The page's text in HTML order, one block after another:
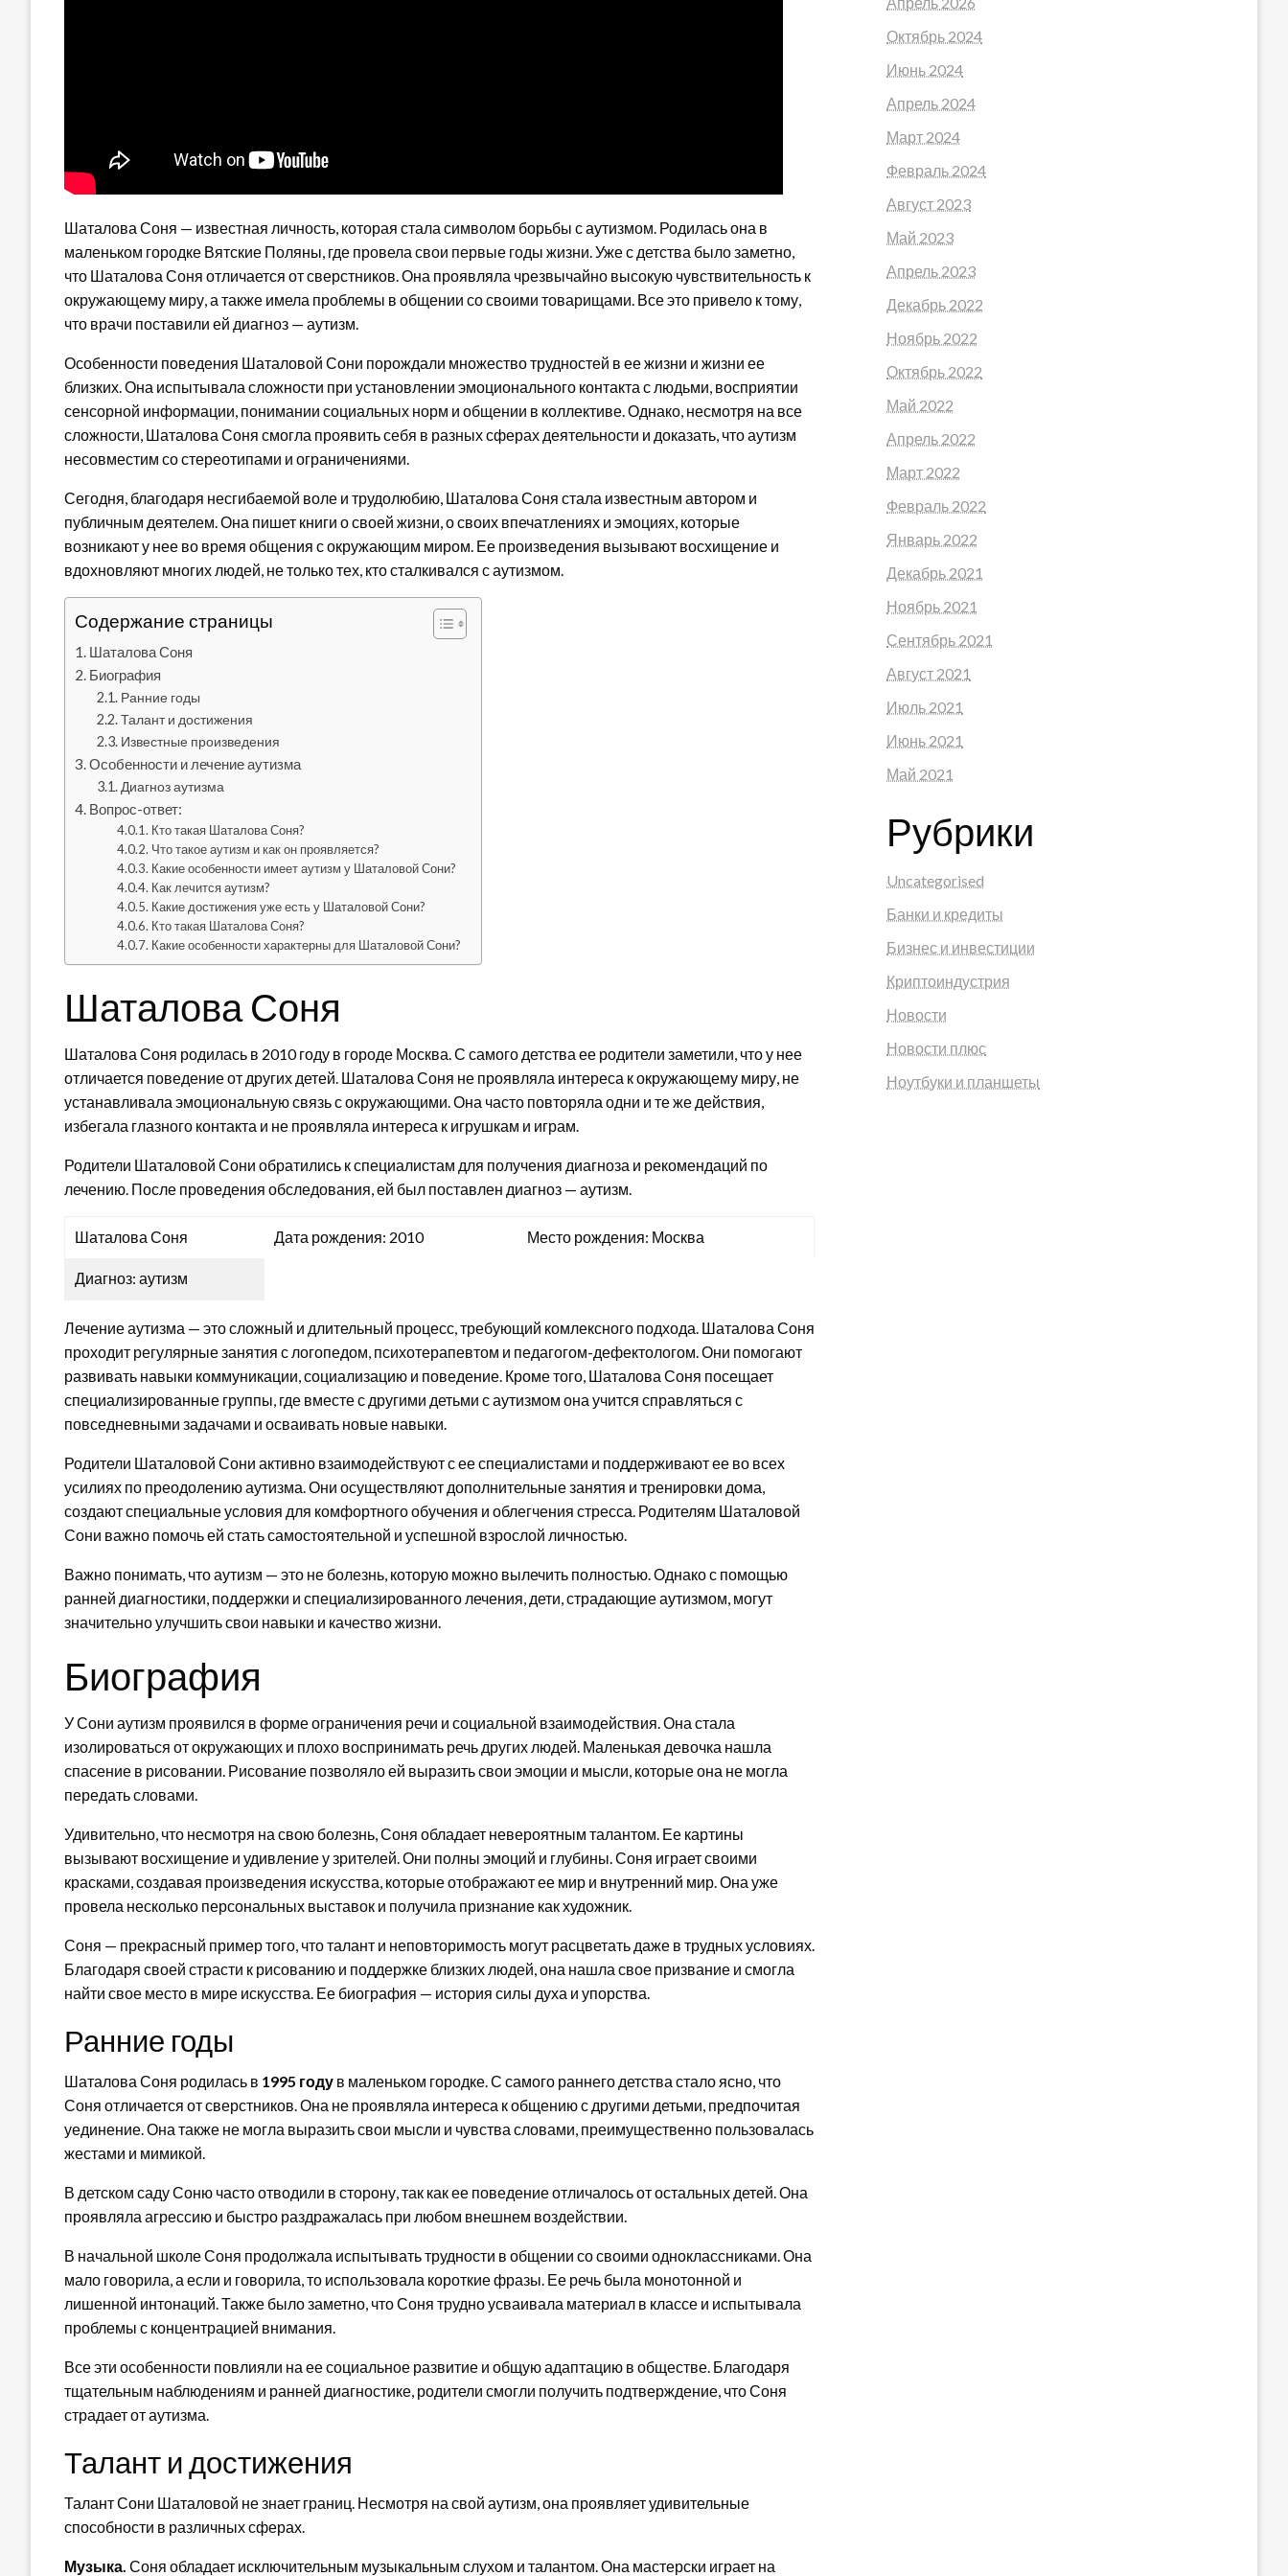
Шаталова Соня — известная личность, которая стала символом борьбы с аутизмом. Родилась она в
маленьком городке Вятские Поляны, где провела свои первые годы жизни. Уже с детства было заметно,
что Шаталова Соня отличается от сверстников. Она проявляла чрезвычайно высокую чувствительность к
окружающему миру, а также имела проблемы в общении со своими товарищами. Все это привело к тому,
что врачи поставили ей диагноз — аутизм.
Особенности поведения Шаталовой Сони порождали множество трудностей в ее жизни и жизни ее
близких. Она испытывала сложности при установлении эмоционального контакта с людьми, восприятии
сенсорной информации, понимании социальных норм и общении в коллективе. Однако, несмотря на все
сложности, Шаталова Соня смогла проявить себя в разных сферах деятельности и доказать, что аутизм
несовместим со стереотипами и ограничениями.
Сегодня, благодаря несгибаемой воле и трудолюбию, Шаталова Соня стала известным автором и
публичным деятелем. Она пишет книги о своей жизни, о своих впечатлениях и эмоциях, которые
возникают у нее во время общения с окружающим миром. Ее произведения вызывают восхищение и
вдохновляют многих людей, не только тех, кто сталкивался с аутизмом.
Содержание страницы
Шаталова Соня
Биография
Ранние годы
Талант и достижения
Известные произведения
Особенности и лечение аутизма
Диагноз аутизма
Вопрос-ответ:
Кто такая Шаталова Соня?
Что такое аутизм и как он проявляется?
Какие особенности имеет аутизм у Шаталовой Сони?
Как лечится аутизм?
Какие достижения уже есть у Шаталовой Сони?
Кто такая Шаталова Соня?
Какие особенности характерны для Шаталовой Сони?
Шаталова Соня
Шаталова Соня родилась в 2010 году в городе Москва. С самого детства ее родители заметили, что у нее
отличается поведение от других детей. Шаталова Соня не проявляла интереса к окружающему миру, не
устанавливала эмоциональную связь с окружающими. Она часто повторяла одни и те же действия,
избегала глазного контакта и не проявляла интереса к игрушкам и играм.
Родители Шаталовой Сони обратились к специалистам для получения диагноза и рекомендаций по
лечению. После проведения обследования, ей был поставлен диагноз — аутизм.
Шаталова Соня Дата рождения: 2010 Место рождения: Москва
Диагноз: аутизм
Лечение аутизма — это сложный и длительный процесс, требующий комлексного подхода. Шаталова Соня
проходит регулярные занятия с логопедом, психотерапевтом и педагогом-дефектологом. Они помогают
развивать навыки коммуникации, социализацию и поведение. Кроме того, Шаталова Соня посещает
специализированные группы, где вместе с другими детьми с аутизмом она учится справляться с
повседневными задачами и осваивать новые навыки.
Родители Шаталовой Сони активно взаимодействуют с ее специалистами и поддерживают ее во всех
усилиях по преодолению аутизма. Они осуществляют дополнительные занятия и тренировки дома,
создают специальные условия для комфортного обучения и облегчения стресса. Родителям Шаталовой
Сони важно помочь ей стать самостоятельной и успешной взрослой личностью.
Важно понимать, что аутизм — это не болезнь, которую можно вылечить полностью. Однако с помощью
ранней диагностики, поддержки и специализированного лечения, дети, страдающие аутизмом, могут
значительно улучшить свои навыки и качество жизни.
Биография
У Сони аутизм проявился в форме ограничения речи и социальной взаимодействия. Она стала
изолироваться от окружающих и плохо воспринимать речь других людей. Маленькая девочка нашла
спасение в рисовании. Рисование позволяло ей выразить свои эмоции и мысли, которые она не могла
передать словами.
Удивительно, что несмотря на свою болезнь, Соня обладает невероятным талантом. Ее картины
вызывают восхищение и удивление у зрителей. Они полны эмоций и глубины. Соня играет своими
красками, создавая произведения искусства, которые отображают ее мир и внутренний мир. Она уже
провела несколько персональных выставок и получила признание как художник.
Соня — прекрасный пример того, что талант и неповторимость могут расцветать даже в трудных условиях.
Благодаря своей страсти к рисованию и поддержке близких людей, она нашла свое призвание и смогла
найти свое место в мире искусства. Ее биография — история силы духа и упорства.
Ранние годы
Шаталова Соня родилась в 1995 году в маленьком городке. С самого раннего детства стало ясно, что
Соня отличается от сверстников. Она не проявляла интереса к общению с другими детьми, предпочитая
уединение. Она также не могла выразить свои мысли и чувства словами, преимущественно пользовалась
жестами и мимикой.
В детском саду Соню часто отводили в сторону, так как ее поведение отличалось от остальных детей. Она
проявляла агрессию и быстро раздражалась при любом внешнем воздействии.
В начальной школе Соня продолжала испытывать трудности в общении со своими одноклассниками. Она
мало говорила, а если и говорила, то использовала короткие фразы. Ее речь была монотонной и
лишенной интонаций. Также было заметно, что Соня трудно усваивала материал в классе и испытывала
проблемы с концентрацией внимания.
Все эти особенности повлияли на ее социальное развитие и общую адаптацию в обществе. Благодаря
тщательным наблюдениям и ранней диагностике, родители смогли получить подтверждение, что Соня
страдает от аутизма.
Талант и достижения
Талант Сони Шаталовой не знает границ. Несмотря на свой аутизм, она проявляет удивительные
способности в различных сферах.
Музыка. Соня обладает исключительным музыкальным слухом и талантом. Она мастерски играет на
Октябрь 2024
Июнь 2024
Апрель 2024
Март 2024
Февраль 2024
Август 2023
Май 2023
Апрель 2023
Декабрь 2022
Ноябрь 2022
Октябрь 2022
Май 2022
Апрель 2022
Март 2022
Февраль 2022
Январь 2022
Декабрь 2021
Ноябрь 2021
Сентябрь 2021
Август 2021
Июль 2021
Июнь 2021
Май 2021
Рубрики
Uncategorised
Банки и кредиты
Бизнес и инвестиции
Криптоиндустрия
Новости
Новости плюс
Ноутбуки и планшеты